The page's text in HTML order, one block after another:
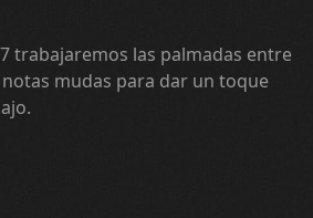
trabajaremos las palmadas entre
mudas para dar un toque
#18: Groove en 3/4